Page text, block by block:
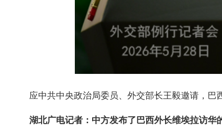
应中共中央政治局委员、外交部长王毅邀请，巴
湖北广电记者：中方发布了巴西外长维埃拉访